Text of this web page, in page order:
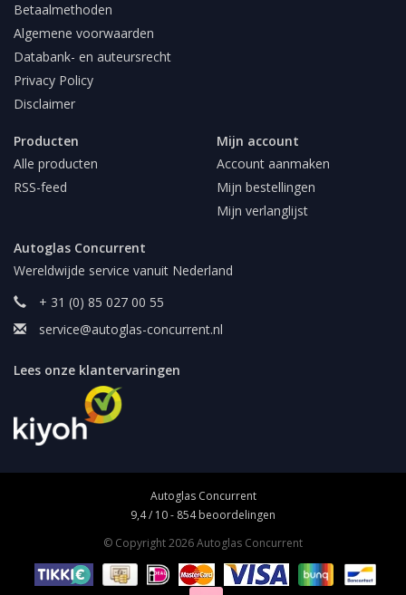
Betaalmethoden
Algemene voorwaarden
Databank- en auteursrecht
Privacy Policy
Disclaimer
Producten
Alle producten
RSS-feed
Mijn account
Account aanmaken
Mijn bestellingen
Mijn verlanglijst
Autoglas Concurrent
Wereldwijde service vanuit Nederland
+ 31 (0) 85 027 00 55
service@autoglas-concurrent.nl
Lees onze klantervaringen
Autoglas Concurrent
9,4/ 10- 854beoordelingen
© Copyright 2026 Autoglas Concurrent